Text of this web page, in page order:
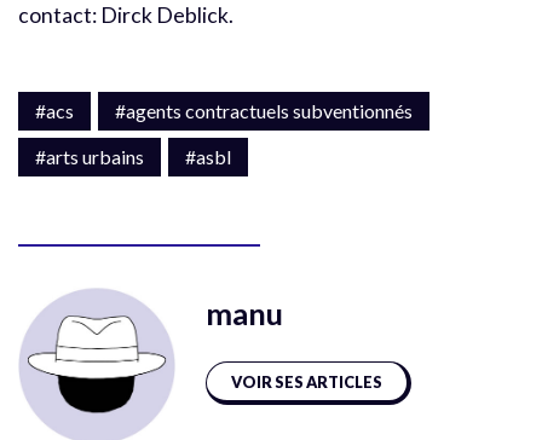
contact: Dirck Deblick.
#acs
#agents contractuels subventionnés
#arts urbains
#asbl
manu
VOIR SES ARTICLES